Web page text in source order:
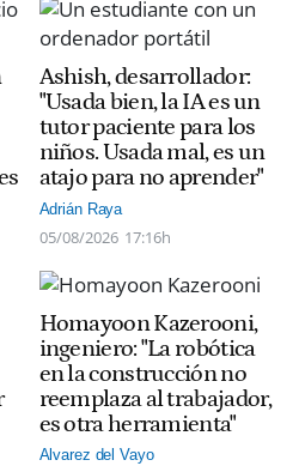
Ashish, desarrollador:
"Usada bien, la IA es un
tutor paciente para los
niños. Usada mal, es un
atajo para no aprender"
Adrián Raya
05/08/2026 17:16h
Homayoon Kazerooni,
ingeniero: "La robótica
en la construcción no
reemplaza al trabajador,
es otra herramienta"
Alvarez del Vayo